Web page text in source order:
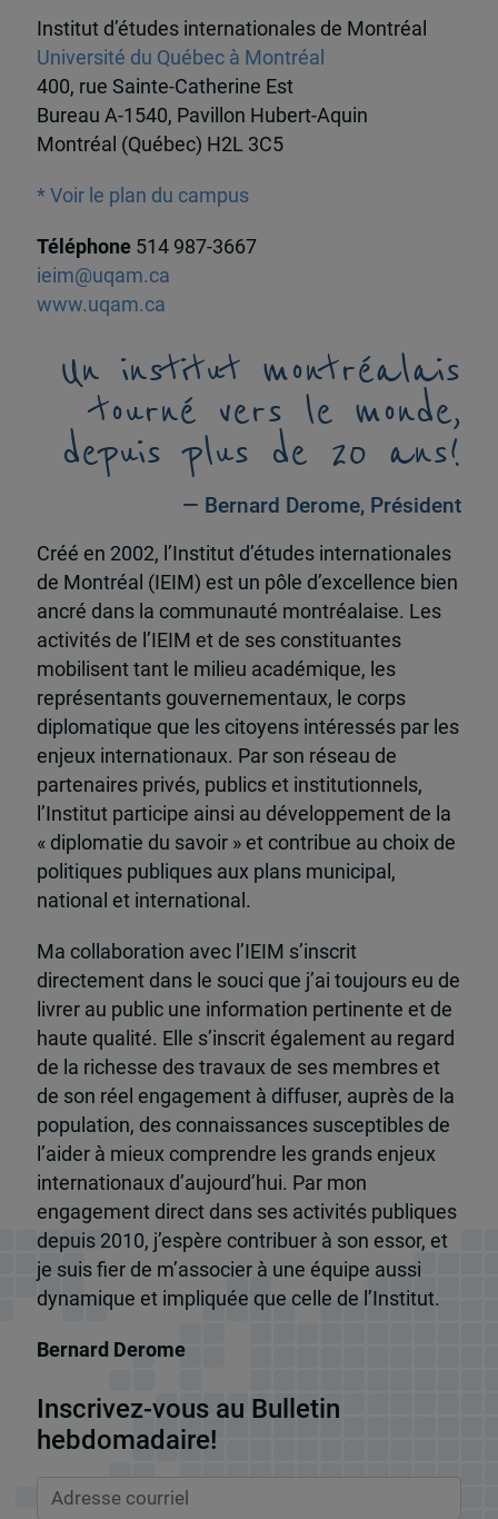
Institut d’études internationales de Montréal
Université du Québec à Montréal
400, rue Sainte-Catherine Est
Bureau A-1540, Pavillon Hubert-Aquin
Montréal (Québec) H2L 3C5
* Voir le plan du campus
Téléphone 514 987-3667
ieim@uqam.ca
www.uqam.ca
Un institut montréalais
tourné vers le monde,
depuis plus de 20 ans!
— Bernard Derome, Président
Créé en 2002, l’Institut d’études internationales
de Montréal (IEIM) est un pôle d’excellence bien
ancré dans la communauté montréalaise. Les
activités de l’IEIM et de ses constituantes
mobilisent tant le milieu académique, les
représentants gouvernementaux, le corps
diplomatique que les citoyens intéressés par les
enjeux internationaux. Par son réseau de
partenaires privés, publics et institutionnels,
l’Institut participe ainsi au développement de la
« diplomatie du savoir » et contribue au choix de
politiques publiques aux plans municipal,
national et international.
Ma collaboration avec l’IEIM s’inscrit
directement dans le souci que j’ai toujours eu de
livrer au public une information pertinente et de
haute qualité. Elle s’inscrit également au regard
de la richesse des travaux de ses membres et
de son réel engagement à diffuser, auprès de la
population, des connaissances susceptibles de
l’aider à mieux comprendre les grands enjeux
internationaux d’aujourd’hui. Par mon
engagement direct dans ses activités publiques
depuis 2010, j’espère contribuer à son essor, et
je suis fier de m’associer à une équipe aussi
dynamique et impliquée que celle de l’Institut.
Bernard Derome
Inscrivez-vous au Bulletin
hebdomadaire!